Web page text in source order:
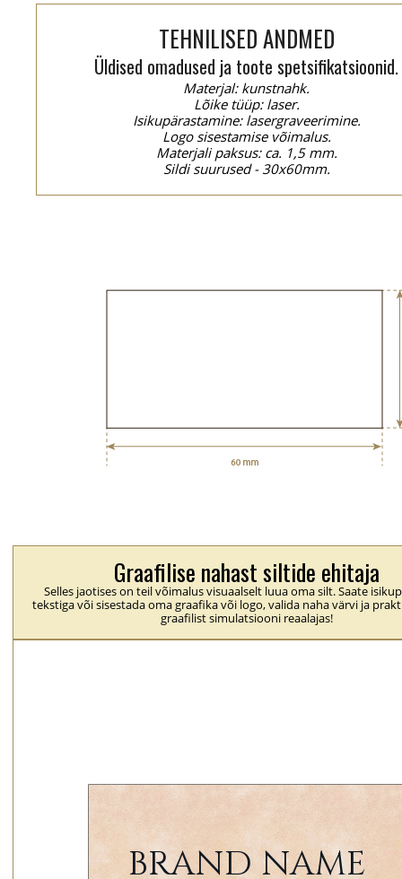
TEHNILISED ANDMED
Üldised omadused ja toote spetsifikatsioonid.
Materjal: kunstnahk.
Lõike tüüp: laser.
Isikupärastamine: lasergraveerimine.
Logo sisestamise võimalus.
Materjali paksus: ca. 1,5 mm.
Sildi suurused - 30x60mm.
Graafilise nahast siltide ehitaja
Selles jaotises on teil võimalus visuaalselt luua oma silt. Saate
tekstiga või sisestada oma graafika või logo, valida naha värvi ja
graafilist simulatsiooni reaalajas!